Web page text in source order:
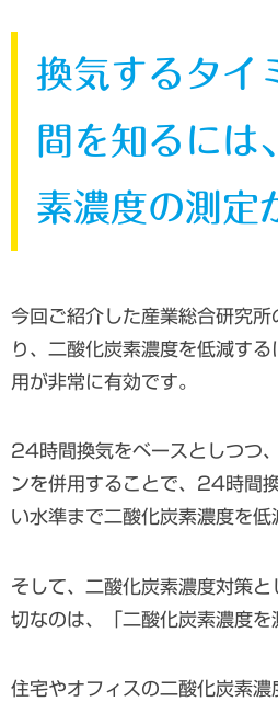
換気するタイ
間を知るには
素濃度の測定
今回ご紹介した産業総合研究
り、二酸化炭素濃度を低減す
用が非常に有効です。
24時間換気をベースとしつつ
ンを併用することで、24時間
い水準まで二酸化炭素濃度を低
そして、二酸化炭素濃度対策
切なのは、「二酸化炭素濃度を
住宅やオフィスの二酸化炭素